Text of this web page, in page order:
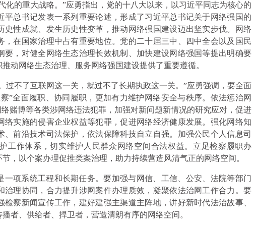
化的重大战略。”应勇指出，党的十八大以来，以习近平同志为核心的
平总书记发表一系列重要论述，形成了习近平总书记关于网络强国的
史性成就、发生历史性变革，推动网络强国建设迈出坚实步伐。网络
，在国家治理中占有重要地位。党的二十届三中、四中全会以及国民
要，对健全网络生态治理长效机制、加快建设网络强国等提出明确要
动网络生态治理、服务网络强国建设提供了重要遵循。
过不了互联网这一关，就过不了长期执政这一关。”应勇强调，要全面
”全面履职、协同履职，更加有力维护网络安全与秩序。依法惩治网
赌博等各类涉网络违法犯罪，加强对新问题新情况的研究应对，促进
络实施的侵害企业权益等犯罪，促进网络经济健康发展。强化网络知
前沿技术司法保护，依法保障科技自立自强。加强公民个人信息司
工作体系，切实维护人民群众网络空间合法权益。立足检察履职办
，以个案办理促推类案治理，助力持续营造风清气正的网络空间。
一项系统工程和长期任务。要加强与网信、工信、公安、法院等部门
治理协同，合力提升涉网案件办理质效，凝聚依法治网工作合力。要
察新闻宣传工作，建好建强主渠道主阵地，讲好新时代法治故事、
者、供给者、捍卫者，营造清朗有序的网络空间。